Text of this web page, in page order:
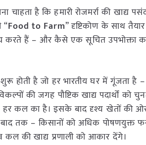
है कि हमारी रोजमर्रा की खाद्य
“Food to Farm” दृष्टिकोण के साथ
करते हैं – और कैसे एक सूचित उपभोक्ता का
होती है जो हर भारतीय घर में गूंजता है –
की जगह पौष्टिक खाद्य पदार्थों को
कल का है। इसके बाद दृश्य खेतों की ओर
तक – किसानों को अधिक
की खाद्य प्रणाली को आकार देंगे।